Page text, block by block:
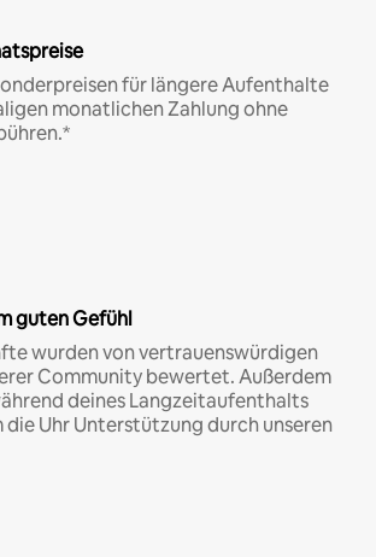
für längere Aufenthalte
monatlichen Zahlung ohne
guten Gefühl
wurden von vertrauenswürdigen
Community bewertet. Außerdem
deines Langzeitaufenthalts
Uhr Unterstützung durch unseren